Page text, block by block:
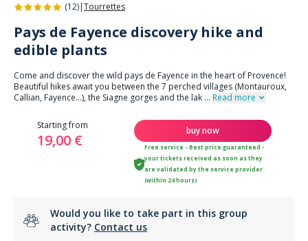
(12)|Tourrettes
Pays de Fayence discovery hike and
edible plants
Come and discover the wild pays de Fayence in the heart of Provence!
Beautiful hikes await you between the 7 perched villages (Montauroux,
Callian, Fayence...), the Siagne gorges and the lak ... Read more
Starting from
19,00 €
buy now
Free service - Best price guaranteed -
your tickets received as soon as they
are validated by the service provider
(within 24 hours)
Would you like to take part in this group
activity? Contact us